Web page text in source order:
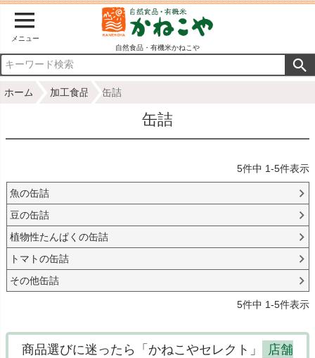
メニュー
自然食品・有機米かねこや
ホーム 加工食品 缶詰
缶詰
5件中 1-5件表示
魚の缶詰
豆の缶詰
植物性たんぱくの缶詰
トマトの缶詰
その他缶詰
5件中 1-5件表示
商品選びに迷ったら「かねこやセレクト」
店舗